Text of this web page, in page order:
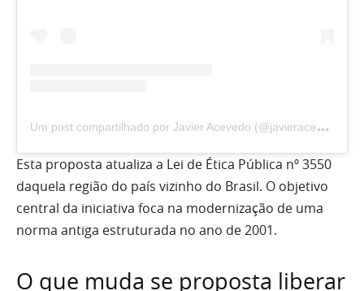
U
m post compartilhado por Javier Acevedo (@javieracevedorn)
Esta proposta atualiza a Lei de Ética Pública nº 3550
daquela região do país vizinho do Brasil. O objetivo
central da iniciativa foca na modernização de uma
norma antiga estruturada no ano de 2001.
O que muda se proposta liberar